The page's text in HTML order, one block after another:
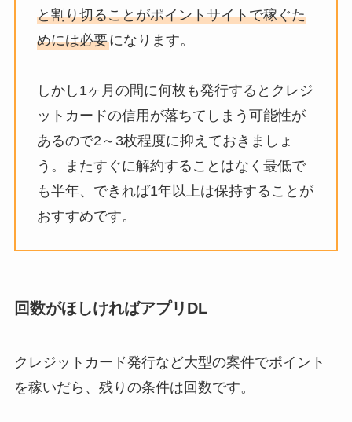
と割り切ることがポイントサイトで稼ぐた
めには必要になります。
しかし1ヶ月の間に何枚も発行するとクレジ
ットカードの信用が落ちてしまう可能性が
あるので2～3枚程度に抑えておきましょ
う。またすぐに解約することはなく最低で
も半年、できれば1年以上は保持することが
おすすめです。
回数がほしければアプリDL
クレジットカード発行など大型の案件でポイント
を稼いだら、残りの条件は回数です。